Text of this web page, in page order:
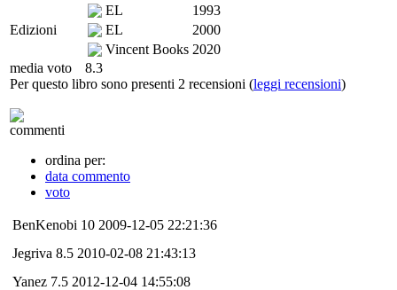
Edizioni
EL
1993
EL
2000
Vincent Books 2020
media voto
8.3
Per questo libro sono presenti 2 recensioni (leggi recensioni)
commenti
ordina per:
data commento
voto
BenKenobi 10 2009-12-05 22:21:36
Jegriva 8.5 2010-02-08 21:43:13
Yanez 7.5 2012-12-04 14:55:08